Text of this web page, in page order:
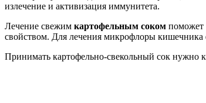
излечение и активизация иммунитета.
Лечение свежим картофельным соком поможет
свойством. Для лечения микрофлоры кишечника
Принимать картофельно-свекольный сок нужно